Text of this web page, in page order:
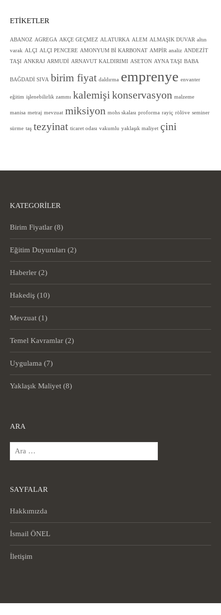
ETIKETLER
ABANOZ AGREGA AKÇE GEÇMEZ ALATURKA ALEM ALMAŞIK DUVAR altın
varak ALÇI ALÇI PENCERE AMONYUM Bİ KARBONAT AMPİR analiz ANDEZİT
TAŞI ANKRAJ ARMUDİ ARNAVUT KALDIRIMI ASETON AYNA TAŞI BABA
BAĞDADİ SIVA birim fiyat daldırma emprenye envanter
eğitim işlenebilirlik zammı kalemişikonservasyon malzeme
manisa metraj mevzuat miksiyon mohs skalası proforma rayiç rölöve seminer
sürme taş tezyinat ticaret odası vakumlu yaklaşık maliyet çini
KATEGORILER
Birim Fiyatlar (8)
Eğitim Duyuruları (2)
Haberler (2)
Hakediş (10)
Mevzuat (1)
Temel Kavramlar (2)
Uygulama (7)
Yaklaşık Maliyet (8)
ARA
Arama:
SAYFALAR
Hakkımızda
İsmail ÖNEL
İletişim